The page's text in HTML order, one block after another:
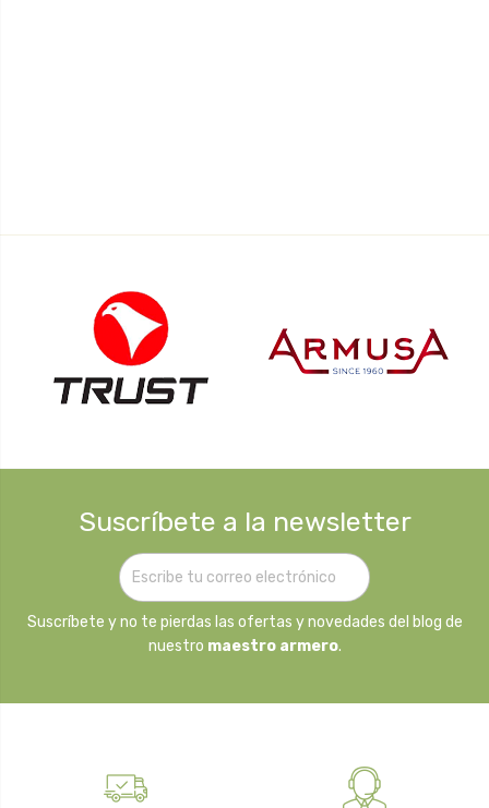
Suscríbete a la newsletter
Suscríbete y no te pierdas las ofertas y novedades del blog de
nuestro maestro armero.